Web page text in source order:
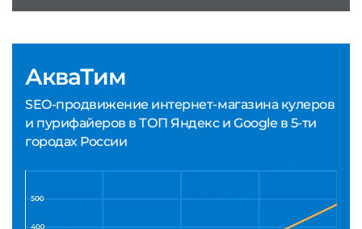
АкваТим
SEO-продвижение интернет-магазина кулеров
и пурифайеров в ТОП Яндекс и Google в 5-ти
городах России